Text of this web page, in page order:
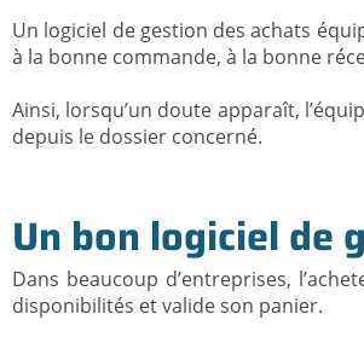
Un logiciel de gestion des achats
à la bonne commande, à la bonne
Ainsi, lorsqu’un doute apparaît,
depuis le dossier concerné.
Un bon logiciel de
Dans beaucoup d’entreprises,
disponibilités et valide son panier.